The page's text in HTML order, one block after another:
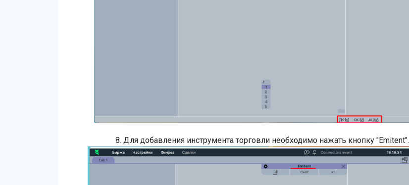
8. Для добавления инструмента торговли необходимо нажать кнопку "Emitent".